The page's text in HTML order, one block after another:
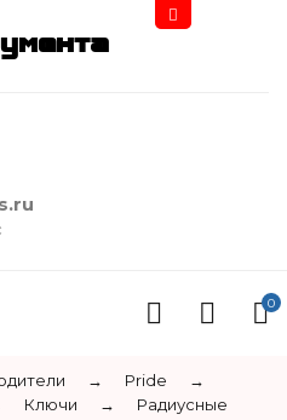
0
→ Pride
→
Ключи → Радиусные